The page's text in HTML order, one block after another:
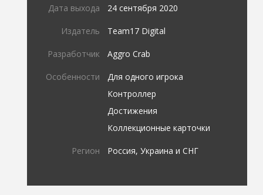
Дата выхода 24 сентября 2020
Издатель Team17 Digital
Разработчик Aggro Crab
Особенности
Для одного игрока
Контроллер
Достижения
Коллекционные карточки
Регион Россия, Украина и СНГ